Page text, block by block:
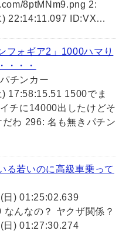
8ptMNm9.png 2:
) 22:14:11.097 ID:VX…
フォギア2」1000ハマり
・・・
チンカー
17:58:15.51 1500でま
チに14000出したけどそ
わ 296: 名も無きパチン
る若いのに高級車乗って
日) 01:25:02.639
なんなの？ ヤクザ関係？
日) 01:27:30.274